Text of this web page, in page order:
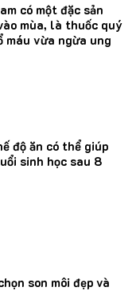
có một đặc sản
mùa, là thuốc quý
máu vừa ngừa ung
độ ăn có thể giúp
sinh học sau 8
son môi đẹp và